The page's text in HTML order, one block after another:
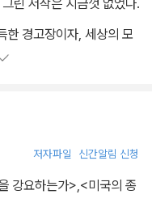
더 많은 것을 살 거라는 생
위해 생식기를 순결하게
쾌락을 위한 성교는 죄였
고 먹는 것과 즐기려고 먹
누릴 자유를 주고 여성에
한 경고장이자, 세상의 모
저자파일 신간알림 신청
강요하는가> <미국의 종